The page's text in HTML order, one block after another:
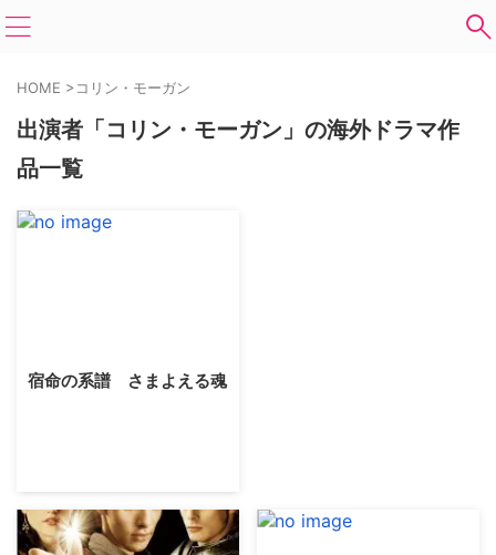
HOME >コリン・モーガン
出演者「コリン・モーガン」の海外ドラマ作
品一覧
宿命の系譜 さまよえる魂